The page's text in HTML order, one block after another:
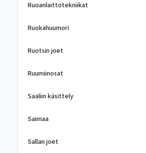
Ruoanlaittotekniikat
Ruokahuumori
Ruotsin joet
Ruumiinosat
Saaliin käsittely
Saimaa
Sallan joet